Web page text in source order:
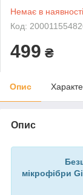
Немає в наявності
Код:
499 ₴
Опис
Опис
мікрофібри